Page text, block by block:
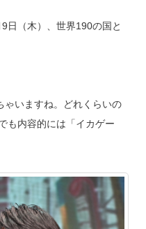
日（木）、世界190の国と
ゃいますね。どれくらいの
も内容的には「イカゲー